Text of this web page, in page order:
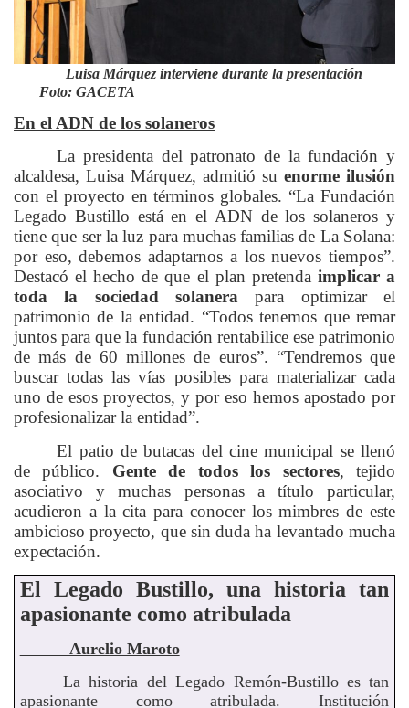
Luisa Márquez interviene durante la presentación
Foto: GACETA
En el ADN de los solaneros
La presidenta del patronato de la fundación y
alcaldesa, Luisa Márquez, admitió su enorme ilusión
con el proyecto en términos globales. “La Fundación
Legado Bustillo está en el ADN de los solaneros y
tiene que ser la luz para muchas familias de La Solana:
por eso, debemos adaptarnos a los nuevos tiempos”.
Destacó el hecho de que el plan pretenda implicar a
toda la sociedad solanera para optimizar el
patrimonio de la entidad. “Todos tenemos que remar
juntos para que la fundación rentabilice ese patrimonio
de más de 60 millones de euros”. “Tendremos que
buscar todas las vías posibles para materializar cada
uno de esos proyectos, y por eso hemos apostado por
profesionalizar la entidad”.
El patio de butacas del cine municipal se llenó
de público. Gente de todos los sectores, tejido
asociativo y muchas personas a título particular,
acudieron a la cita para conocer los mimbres de este
ambicioso proyecto, que sin duda ha levantado mucha
expectación.
El Legado Bustillo, una historia tan
apasionante como atribulada
Aurelio Maroto
La historia del Legado Remón-Bustillo es tan
apasionante como atribulada. Institución